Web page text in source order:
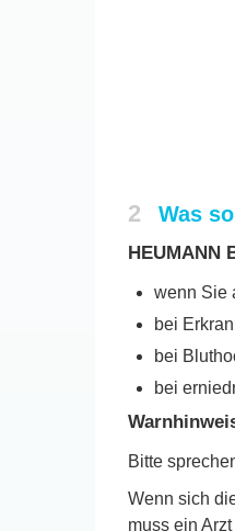
2 Was
HEUMANN
wenn Sie
bei
bei
bei
Bitte
Wenn sich
muss ein